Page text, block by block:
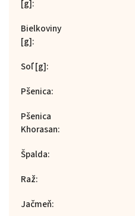
[g]:
Bielkoviny
[g]:
Soľ [g]:
Pšenica:
Pšenica
Khorasan:
Špalda:
Raž:
Jačmeň: